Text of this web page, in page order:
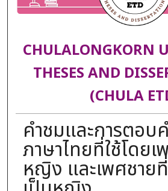
CHULALONGKORN
THESES AND
(CHULA
คำชมและการตอบ
ภาษาไทยที่ใช้โดย
หญิง และเพศชาย